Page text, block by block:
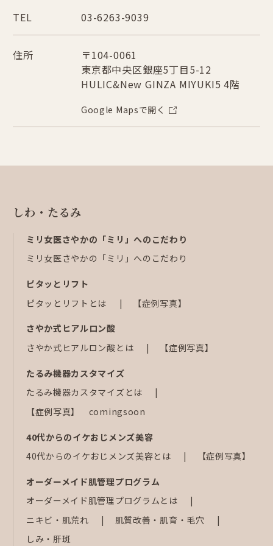
TEL 03-6263-9039
住所
〒104-0061
東京都中央区銀座5丁目5-12
HULIC&New GINZA MIYUKI5 4階
Google Mapsで開く
しわ・たるみ
ミリ女医さやかの「ミリ」へのこだわり
ミリ女医さやかの「ミリ」へのこだわり
ピタッとリフト
ピタッとリフトとは
【症例写真】
さやか式ヒアルロン酸
さやか式ヒアルロン酸とは
【症例写真】
たるみ機器カスタマイズ
たるみ機器カスタマイズとは
【症例写真】 comingsoon
40代からのイケおじメンズ美容
40代からのイケおじメンズ美容とは
【症例写真】
オーダーメイド肌管理プログラム
オーダーメイド肌管理プログラムとは
ニキビ・肌荒れ
肌質改善・肌育・毛穴
しみ・肝斑